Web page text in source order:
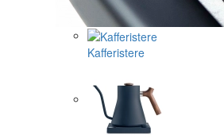
Kafferistere